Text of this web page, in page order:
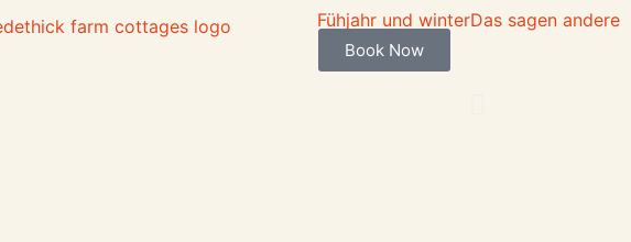
Fühjahr und winterDas sagen andere
Book Now